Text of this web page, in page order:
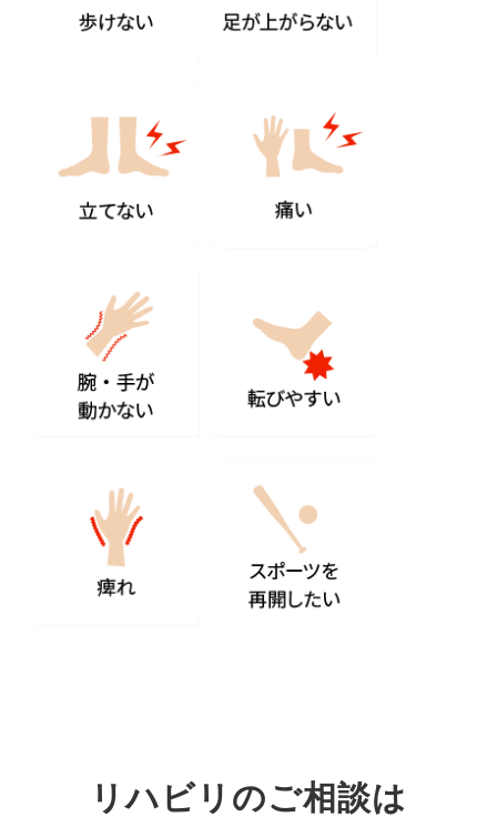
リハビリのご相談は